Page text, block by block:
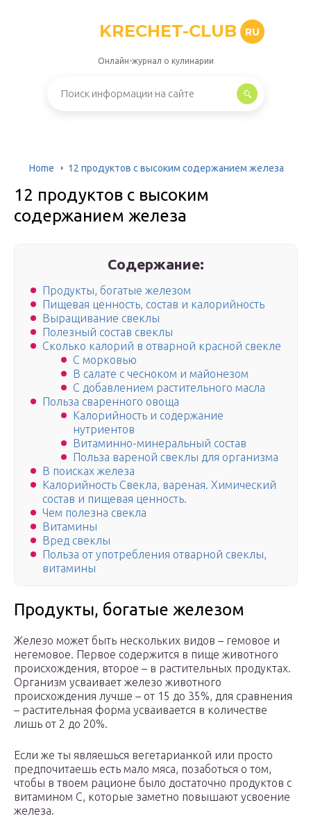
KRECHET-CLUB RU
Онлайн-журнал о кулинарии
Home 12 продуктов с высоким содержанием железа
12 продуктов с высоким
содержанием железа
Содержание:
Продукты, богатые железом
Пищевая ценность, состав и калорийность
Выращивание свеклы
Полезный состав свеклы
Сколько калорий в отварной красной свекле
С морковью
В салате с чесноком и майонезом
С добавлением растительного масла
Польза сваренного овоща
Калорийность и содержание
нутриентов
Витаминно-минеральный состав
Польза вареной свеклы для организма
В поисках железа
Калорийность Свекла, вареная. Химический
состав и пищевая ценность.
Чем полезна свекла
Витамины
Вред свеклы
Польза от употребления отварной свеклы,
витамины
Продукты, богатые железом
Железо может быть нескольких видов – гемовое и
негемовое. Первое содержится в пище животного
происхождения, второе – в растительных продуктах.
Организм усваивает железо животного
происхождения лучше – от 15 до 35%, для сравнения
– растительная форма усваивается в количестве
лишь от 2 до 20%.
Если же ты являешься вегетарианкой или просто
предпочитаешь есть мало мяса, позаботься о том,
чтобы в твоем рационе было достаточно продуктов с
витамином С, которые заметно повышают усвоение
железа.